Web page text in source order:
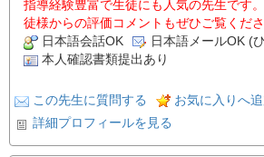
指導経験豊富で生徒にも人気の先生です
徒様からの評価コメントもぜひご覧くださ
日本語会話OK
日本語メールOK (
本人確認書類提出あり
この先生に質問する
お気に入りへ
詳細プロフィールを見る